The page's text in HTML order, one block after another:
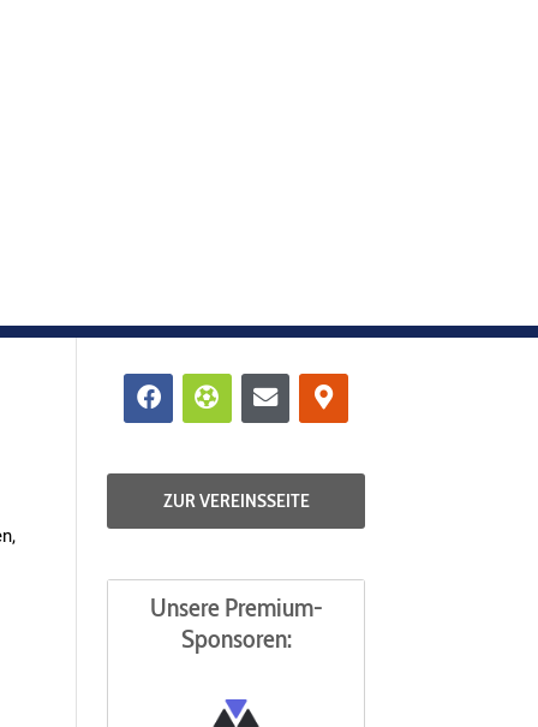
Facebook
FutbolEnvelope
Map-
marker-
alt
ZUR VEREINSSEITE
Unsere Premium-
Sponsoren: